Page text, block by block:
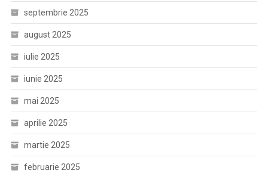
septembrie 2025
august 2025
iulie 2025
iunie 2025
mai 2025
aprilie 2025
martie 2025
februarie 2025